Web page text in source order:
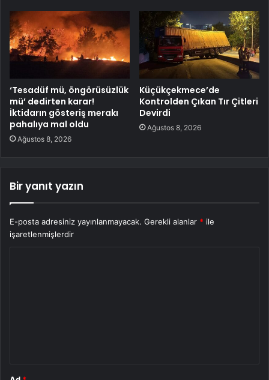
‘Tesadüf mü, öngörüsüzlük
mü’ dedirten karar!
İktidarın gösteriş merakı
pahalıya mal oldu
Ağustos 8, 2026
Küçükçekmece’de
Kontrolden Çıkan Tır Çitleri
Devirdi
Ağustos 8, 2026
Bir yanıt yazın
E-posta adresiniz yayınlanmayacak. Gerekli alanlar * ile
işaretlenmişlerdir